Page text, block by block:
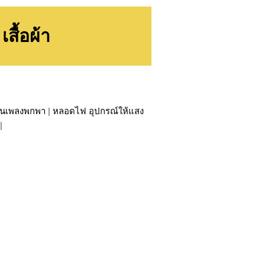
สื้อผ้า
เพลงพกพา | หลอดไฟ อุปกรณ์ให้แสง